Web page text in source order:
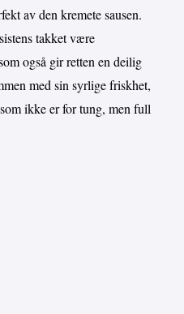
av den kremete sausen.
takket være
også gir retten en deilig
med sin syrlige friskhet,
ikke er for tung, men full